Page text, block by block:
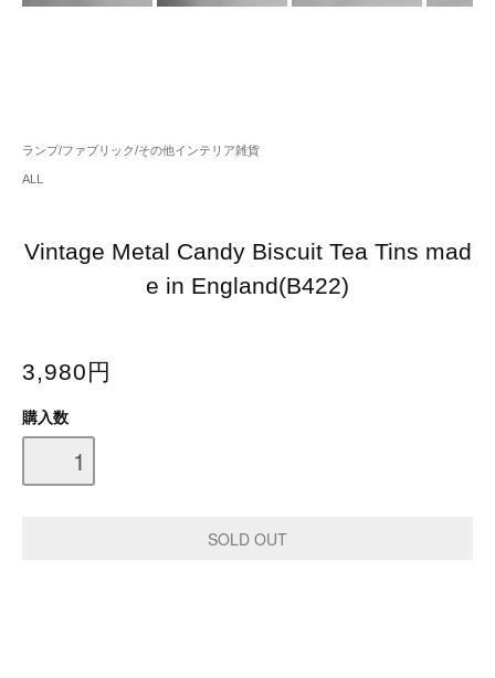
ランプ/ファブリック/その他インテリア雑貨
ALL
Vintage Metal Candy Biscuit Tea Tins mad
e in England(B422)
3,980円
購入数